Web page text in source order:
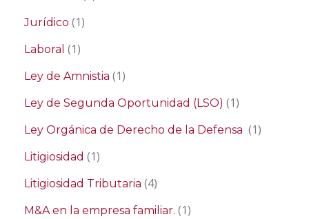
Jurídico (1)
Laboral (1)
Ley de Amnistia (1)
Ley de Segunda Oportunidad (LSO) (1)
Ley Orgánica de Derecho de la Defensa (1)
Litigiosidad (1)
Litigiosidad Tributaria (4)
M&A en la empresa familiar. (1)